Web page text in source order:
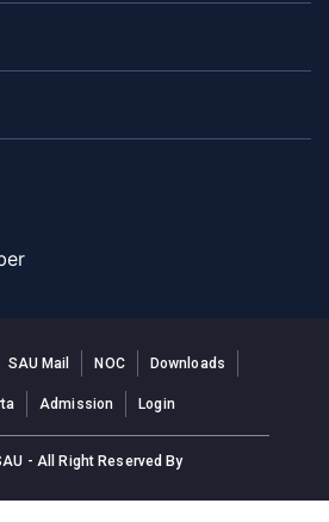
SAU Mail NOC Downloads
Admission Login
- All Right Reserved By